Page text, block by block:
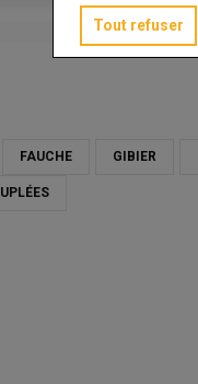
FAUCHE GIBIER
Tout refuser